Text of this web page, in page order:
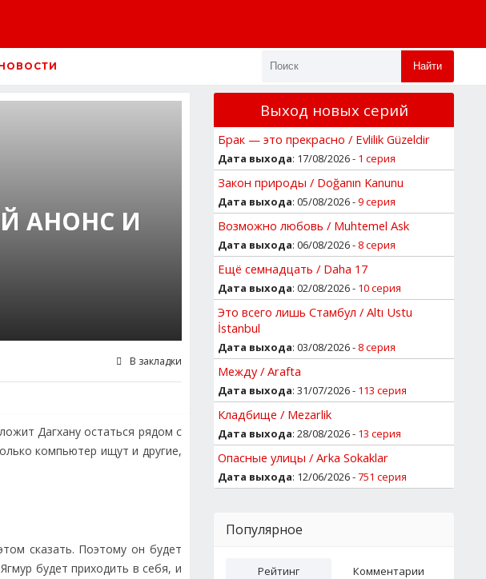
Найти
АНОНС И
В закладки
Дагхану остаться рядом с
компьютер ищут и другие,
сказать. Поэтому он будет
будет приходить в себя, и
Выход новых серий
Брак — это прекрасно / Evlilik Güzeldir
Дата выхода: 17/08/2026 - 1 серия
Закон природы / Doğanın Kanunu
Дата выхода: 05/08/2026 -9 серия
Возможно любовь / Muhtemel Ask
Дата выхода: 06/08/2026 - 8 серия
Ещё семнадцать / Daha 17
Дата выхода: 02/08/2026 - 10 серия
Это всего лишь Стамбул / Altı Ustu
İstanbul
Дата выхода: 03/08/2026 - 8 серия
Между / Arafta
Дата выхода: 31/07/2026 - 113 серия
Кладбище / Mezarlik
Дата выхода: 28/08/2026 - 13 серия
Опасные улицы / Arka Sokaklar
Дата выхода: 12/06/2026 -751 серия
Популярное
Рейтинг Комментарии